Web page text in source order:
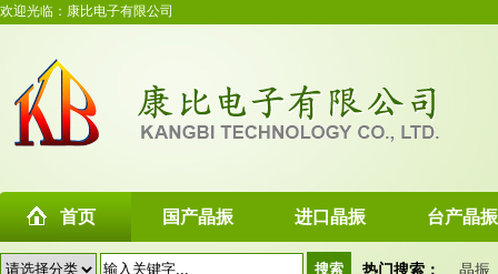
欢迎光临：康比电子有限公司
首页 国产晶振 进口晶振 台产晶振
热门搜索： 晶振